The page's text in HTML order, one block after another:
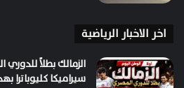
اخر الاخبار الرياضية
الزمالك بطلاً
سيراميكا كليوباترا